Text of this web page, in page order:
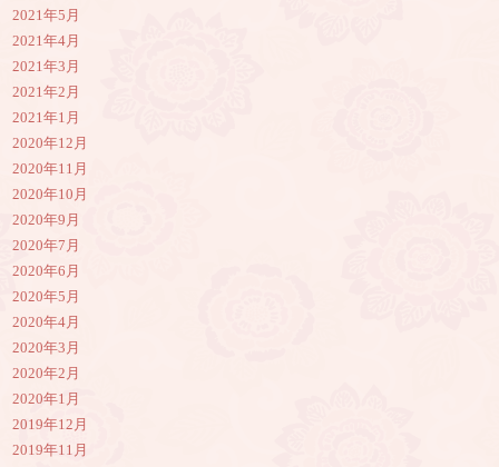
2021年5月
2021年4月
2021年3月
2021年2月
2021年1月
2020年12月
2020年11月
2020年10月
2020年9月
2020年7月
2020年6月
2020年5月
2020年4月
2020年3月
2020年2月
2020年1月
2019年12月
2019年11月